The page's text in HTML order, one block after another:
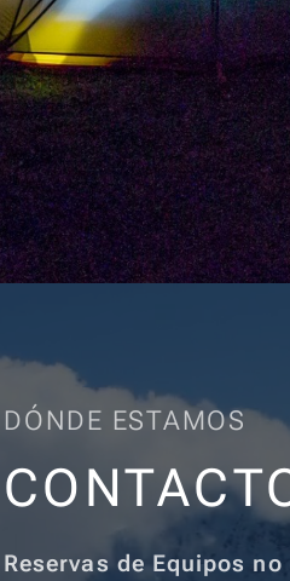
DÓNDE ESTAMOS
Reservas de Equipos